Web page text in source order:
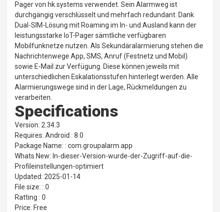
Pager von hk.systems verwendet. Sein Alarmweg ist
durchgängig verschlüsselt und mehrfach redundant. Dank
Dual-SIM-Lösung mit Roaming im In- und Ausland kann der
leistungsstarke IoT-Pager sämtliche verfügbaren
Mobilfunknetze nutzen. Als Sekundäralarmierung stehen die
Nachrichtenwege App, SMS, Anruf (Festnetz und Mobil)
sowie E-Mail zur Verfügung. Diese können jeweils mit
unterschiedlichen Eskalationsstufen hinterlegt werden. Alle
Alarmierungswege sind in der Lage, Rückmeldungen zu
verarbeiten.
Specifications
Version: 2.34.3
Requires: Android : 8.0
Package Name: : com.groupalarm.app
Whats New: In-dieser-Version-wurde-der-Zugriff-auf-die-
Profileinstellungen-optimiert
Updated: 2025-01-14
File size: : 0
Ratting : 0
Price: Free